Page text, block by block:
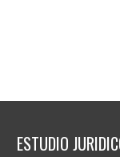
ESTUDIO